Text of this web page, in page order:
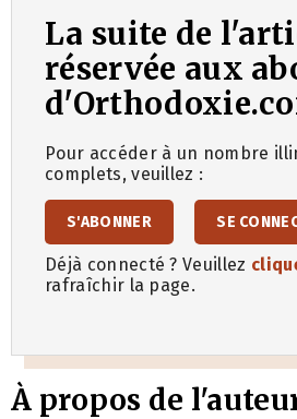
La suite de
réservée aux
Pour accéder à un nombre
complets, veuillez :
S'ABONNER SE
Déjà connecté ? Veuillez
rafraîchir la page.
À propos de